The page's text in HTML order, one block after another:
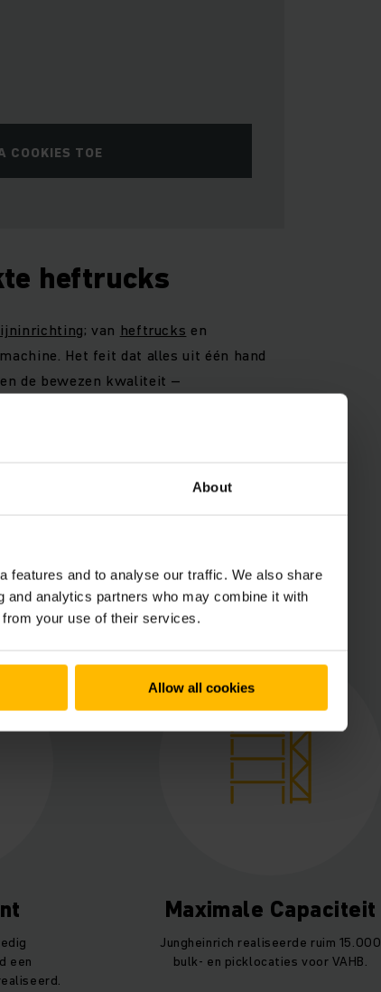
About
features and to analyse our traffic. We also share
analytics partners who may combine it with
from your use of their services.
Allow all cookies
COOKIES TOE
heftrucks
; van heftrucks en
Het feit dat alles uit één hand
de bewezen kwaliteit –
voor ruim 15.000 bulk- en picklocaties.
in verschillende uitvoeringen –
gereviseerde trucks wist Van
van ongeveer 30 procent.
een
Maximale Capaciteit
Jungheinrich realiseerde ruim 15.000
bulk- en picklocaties voor VAHB.